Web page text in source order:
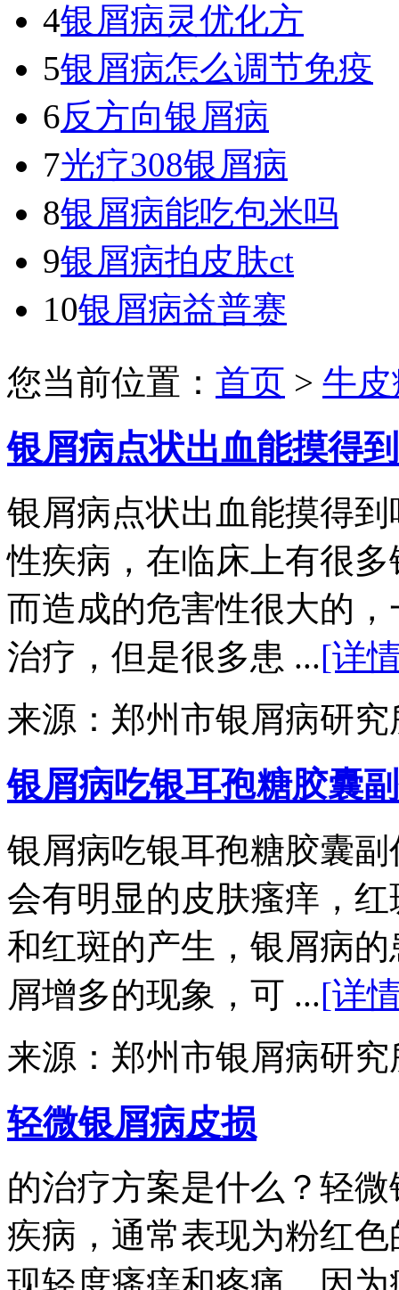
4银屑病灵优化方
5银屑病怎么调节免疫
6反方向银屑病
7光疗308银屑病
8银屑病能吃包米吗
9银屑病拍皮肤ct
10银屑病益普赛
您当前位置： 首页 > 牛
银屑病点状出血能摸得
银屑病点状出血能摸得
性疾病，在临床上有很
而造成的危害性很大的
治疗，但是很多患 ...[详
来源：郑州市银屑病研
银屑病吃银耳孢糖胶囊
银屑病吃银耳孢糖胶囊
会有明显的皮肤瘙痒，
和红斑的产生，银屑病
屑增多的现象，可 ...[详
来源：郑州市银屑病研
轻微银屑病皮损
的治疗方案是什么？轻
疾病，通常表现为粉红